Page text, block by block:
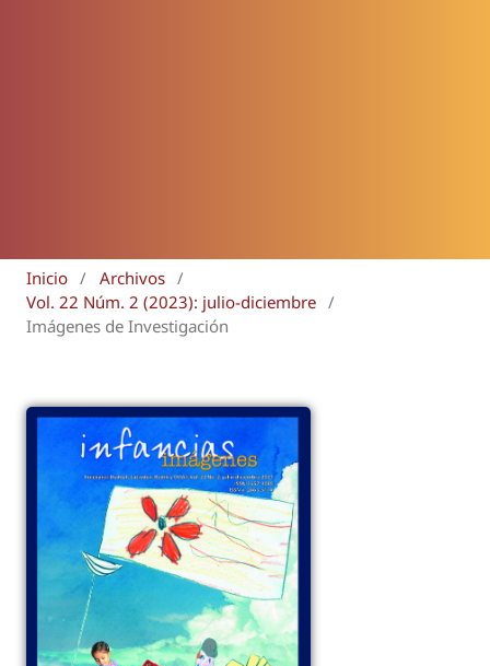
Inicio / Archivos /
Vol. 22 Núm. 2 (2023): julio-diciembre /
Imágenes de Investigación